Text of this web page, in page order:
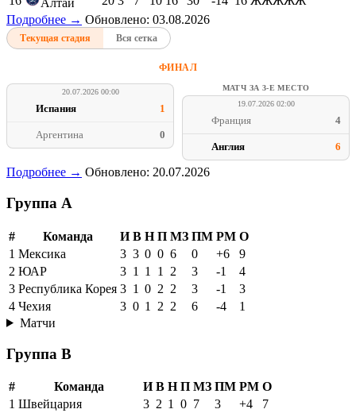
Алтай
Подробнее → Обновлено: 03.08.2026
Текущая стадия Вся сетка
ФИНАЛ
20.07.2026 00:00
Испания 1
Аргентина 0
МАТЧ ЗА 3-Е МЕСТО
19.07.2026 02:00
Франция 4
Англия 6
Подробнее → Обновлено: 20.07.2026
Группа A
# Команда И В Н П МЗ ПМ РМ О
1 Мексика 3 3 0 0 6 0 +6
9
2 ЮАР 3 1 1 1 2 3 -1
4
3 Республика Корея 3 1 0 2 2 3 -1
3
4 Чехия 3 0 1 2 2 6 -4
1
Матчи
Группа B
# Команда И В Н П МЗ ПМ РМ О
1 Швейцария 3 2 1 0 7 3 +4
7